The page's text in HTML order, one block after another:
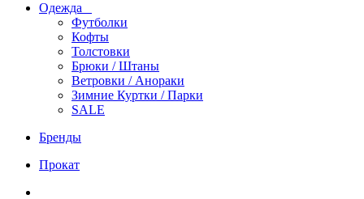
Одежда
Футболки
Кофты
Толстовки
Брюки / Штаны
Ветровки / Анораки
Зимние Куртки / Парки
SALE
Бренды
Прокат